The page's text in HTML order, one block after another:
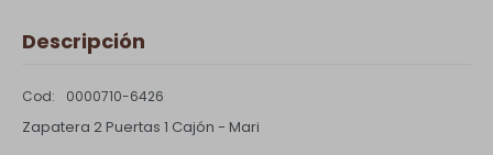
Descripción
0000710-6426
Zapatera 2 Puertas 1 Cajón - Mari